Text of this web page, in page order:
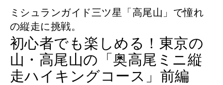
MAMA
ママもいろいろ
ミシュランガイド三ツ星「高尾山」で憧れ
の縦走に挑戦。
初心者でも楽しめる！東京の
山・高尾山の「奥高尾ミニ縦
走ハイキングコース」前編